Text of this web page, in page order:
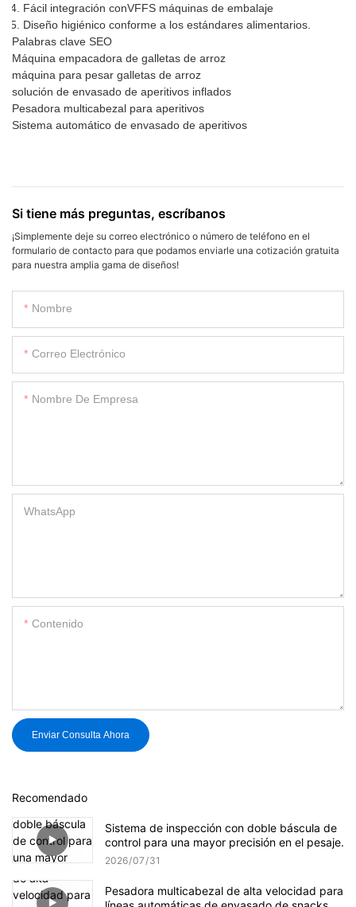
Fácil integración conVFFS máquinas de embalaje
Diseño higiénico conforme a los estándares alimentarios.
Palabras clave SEO
Máquina empacadora de galletas de arroz
máquina para pesar galletas de arroz
solución de envasado de aperitivos inflados
Pesadora multicabezal para aperitivos
Sistema automático de envasado de aperitivos
Si tiene más preguntas, escríbanos
¡Simplemente deje su correo electrónico o número de teléfono en el
formulario de contacto para que podamos enviarle una cotización gratuita
para nuestra amplia gama de diseños!
Nombre
Correo Electrónico
Nombre De Empresa
WhatsApp
Contenido
Enviar Consulta Ahora
Recomendado
Sistema de inspección con doble báscula de
control para una mayor precisión en el pesaje.
2026 07 31
Pesadora multicabezal de alta velocidad para